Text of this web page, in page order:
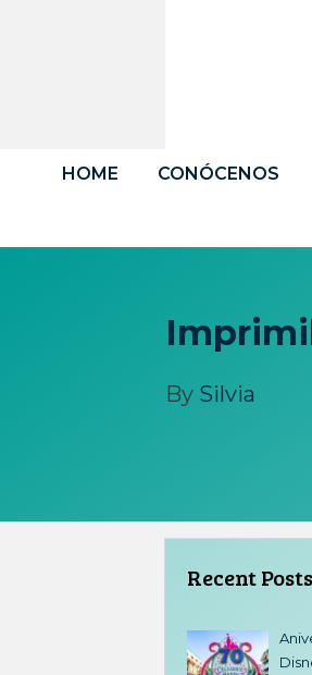
HOME CONÓCENOS
By Silvia
Recent Posts